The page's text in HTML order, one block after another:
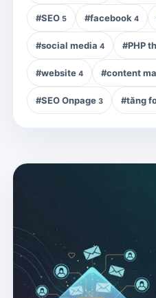
#SEO 5 #facebook 4
#social media 4 #PHP
#website 4 #content
#SEO Onpage 3 #tăng